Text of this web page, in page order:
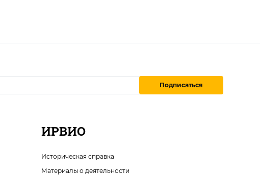
Подписаться
ИРВИО
Историческая справка
Материалы о деятельности